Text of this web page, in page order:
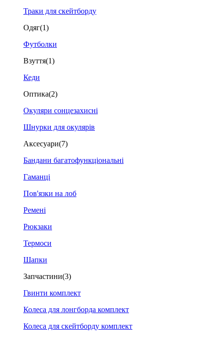
Траки для скейтборду
Одяг(1)
Футболки
Взуття(1)
Кеди
Оптика(2)
Окуляри сонцезахисні
Шнурки для окулярів
Аксесуари(7)
Бандани багатофункціональні
Гаманці
Пов'язки на лоб
Ремені
Рюкзаки
Термоси
Шапки
Запчастини(3)
Гвинти комплект
Колеса для лонгборда комплект
Колеса для скейтборду комплект